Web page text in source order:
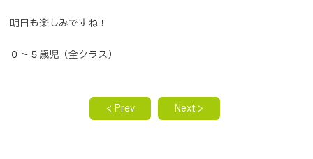
明日も楽しみですね！
０～５歳児（全クラス）
< Prev Next >